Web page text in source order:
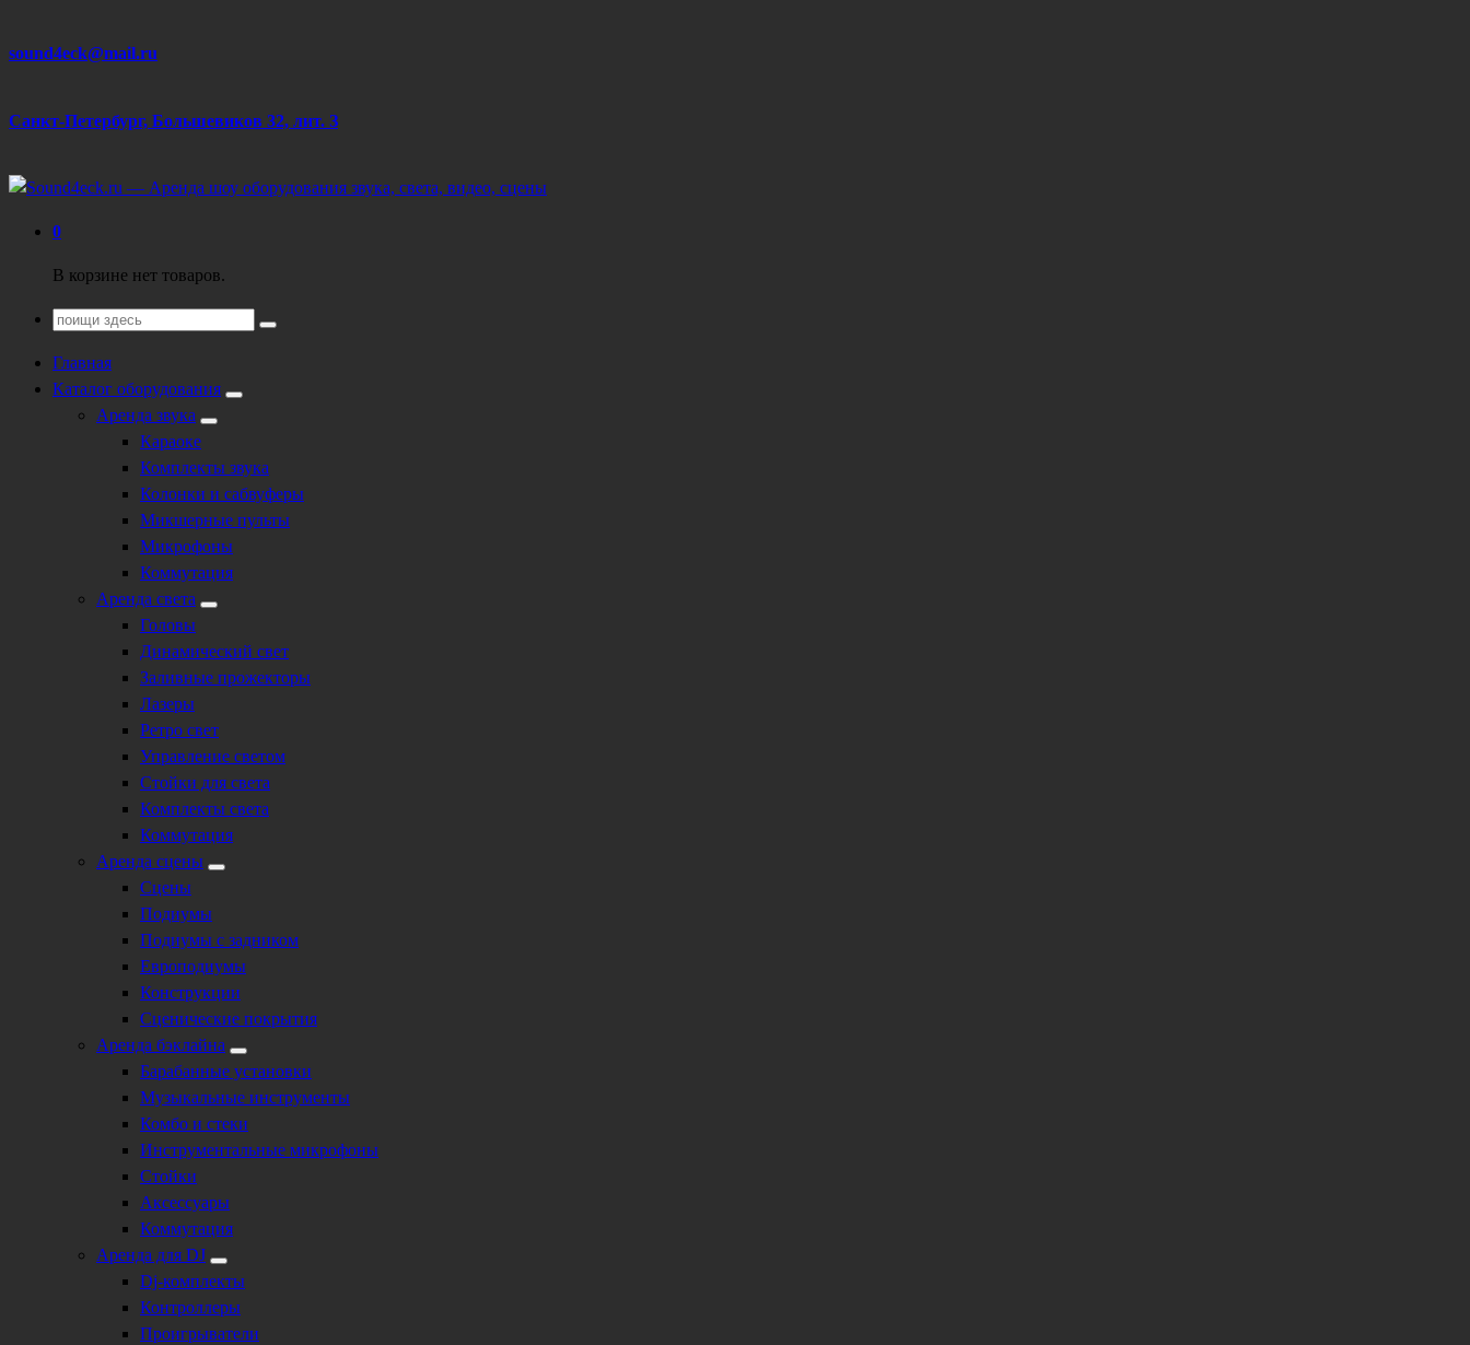
Перейти
sound4eck@mail.ru
Санкт-Петербург, Большевиков 32, лит. З
Техническое обеспечение мероприятий
0
В корзине нет товаров.
Поиск
Главная
Каталог оборудования
Аренда звука
Караоке
Комплекты звука
Колонки и сабвуферы
Микшерные пульты
Микрофоны
Коммутация
Аренда света
Головы
Динамический свет
Заливные прожекторы
Лазеры
Ретро свет
Управление светом
Стойки для света
Комплекты света
Коммутация
Аренда сцены
Сцены
Подиумы
Подиумы с задником
Европодиумы
Конструкции
Сценические покрытия
Аренда бэклайна
Барабанные установки
Музыкальные инструменты
Комбо и стеки
Инструментальные микрофоны
Стойки
Аксессуары
Коммутация
Аренда для DJ
Dj-комплекты
Контроллеры
Проигрыватели